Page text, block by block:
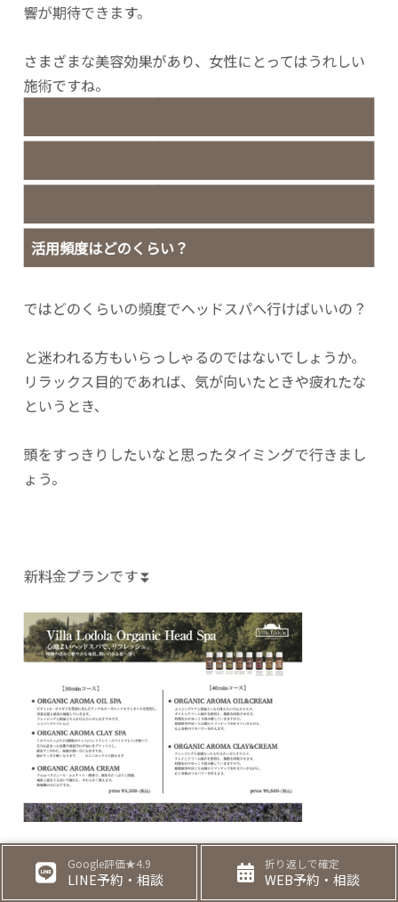
響が期待できます。
さまざまな美容効果があり、女性にとってはうれしい
施術ですね。
活用頻度はどのくらい？
ではどのくらいの頻度でヘッドスパへ行けばいいの？
と迷われる方もいらっしゃるのではないでしょうか。
リラックス目的であれば、気が向いたときや疲れたな
というとき、
頭をすっきりしたいなと思ったタイミングで行きまし
ょう。
新料金プランです⏬
← PREV NEXT →
LINE予約・相談
Google評価★4.9
WEB予約・相談
折り返しで確定